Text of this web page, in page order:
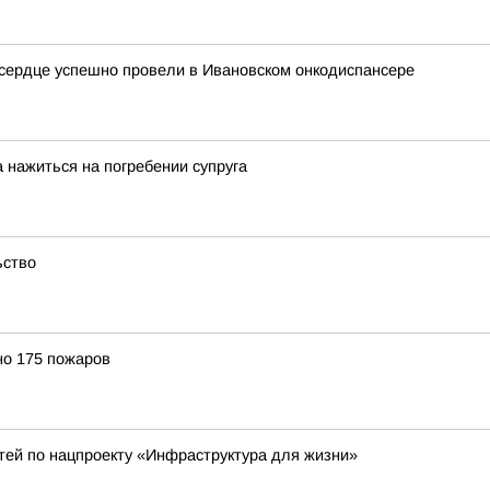
успешно провели в Ивановском онкодиспансере
на погребении супруга
175 пожаров
по нацпроекту «Инфраструктура для жизни»